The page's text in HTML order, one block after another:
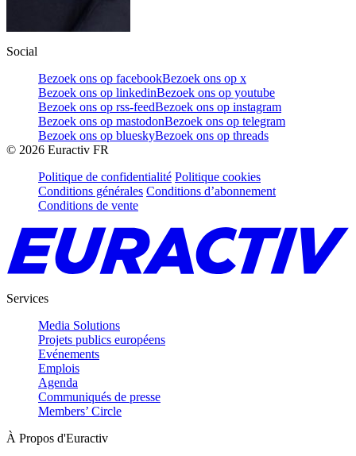
Social
Bezoek ons op facebookBezoek ons op x
Bezoek ons op linkedinBezoek ons op youtube
Bezoek ons op rss-feedBezoek ons op instagram
Bezoek ons op mastodonBezoek ons op telegram
Bezoek ons op blueskyBezoek ons op threads
© 2026 Euractiv FR
Politique de confidentialité Politique cookies
Conditions générales Conditions d’abonnement
Conditions de vente
Services
Media Solutions
Projets publics européens
Evénements
Emplois
Agenda
Communiqués de presse
Members’ Circle
À Propos d'Euractiv